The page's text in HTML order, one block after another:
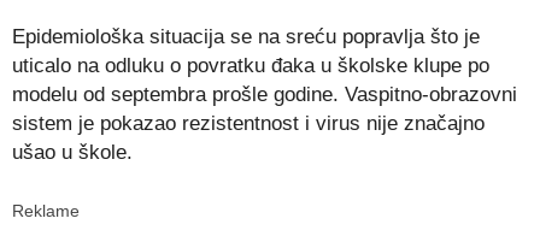
Epidemiološka situacija se na sreću popravlja što je
uticalo na odluku o povratku đaka u školske klupe po
modelu od septembra prošle godine. Vaspitno-obrazovni
sistem je pokazao rezistentnost i virus nije značajno
ušao u škole.
Reklame